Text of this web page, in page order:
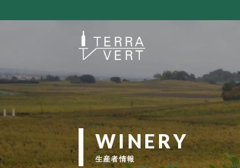
WINERY
生産者情報